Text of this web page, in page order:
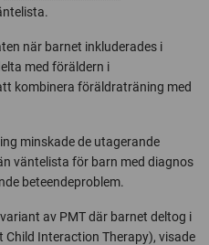
när barnet inkluderades i
med föräldern i
kombinera föräldraträning med
minskade de utagerande
väntelista för barn med diagnos
beteendeproblem.
av PMT där barnet deltog i
Child Interaction Therapy), visade